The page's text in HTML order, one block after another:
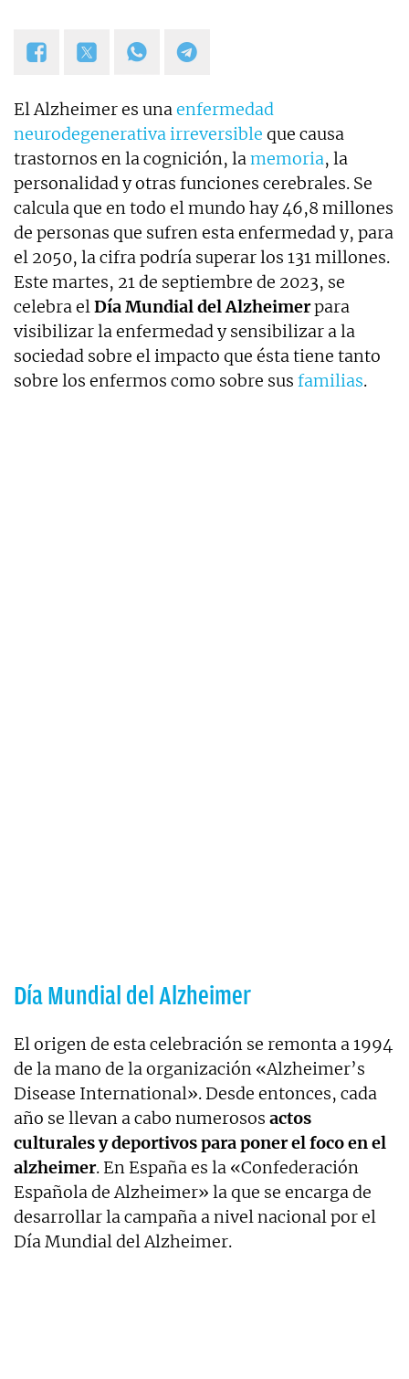
El Alzheimer es unaenfermedad
neurodegenerativa irreversible que causa
trastornos en la cognición, lamemoria, la
personalidad y otras funciones cerebrales. Se
calcula que en todo el mundo hay 46,8 millones
de personas que sufren esta enfermedad y, para
el 2050, la cifra podría superar los 131 millones.
Este martes, 21 de septiembre de 2023, se
celebra elDía Mundial del Alzheimerpara
visibilizar la enfermedad y sensibilizar a la
sociedad sobre el impacto que ésta tiene tanto
sobre los enfermos como sobre sus familias.
Día Mundial del Alzheimer
El origen de esta celebración se remonta a 1994
de la mano de la organización «Alzheimer’s
Disease International». Desde entonces, cada
año se llevan a cabo numerosos actos
culturales y deportivos para poner el foco en el
alzheimer. En España es la «Confederación
Española de Alzheimer» la que se encarga de
desarrollar la campaña a nivel nacional por el
Día Mundial del Alzheimer.